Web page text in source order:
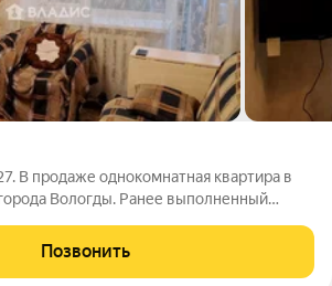
В продаже однокомнатная квартира в
Вологды. Ранее выполненный
Из мебели остаётся кухонный
Позвонить